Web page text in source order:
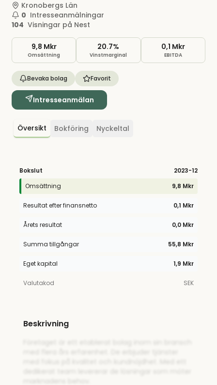
Kronobergs Län
0 Intresseanmälningar
104 Visningar på Nest
9,8 Mkr
Omsättning
20.7%
Vinstmarginal
0,1 Mkr
EBITDA
Bevaka bolag Favorit
Intresseanmälan
Översikt Bokföring Nyckeltal
Bokslut 2023-12
Omsättning
9,8 Mkr
Resultat efter finansnetto 0,1 Mkr
Årets resultat 0,0 Mkr
Summa tillgångar 55,8 Mkr
Eget kapital 1,9 Mkr
Valutakod SEK
Beskrivning